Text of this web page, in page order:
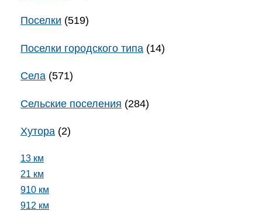
Поселки (519)
Поселки городского типа (14)
Села (571)
Сельские поселения (284)
Хутора (2)
13 км
21 км
910 км
912 км